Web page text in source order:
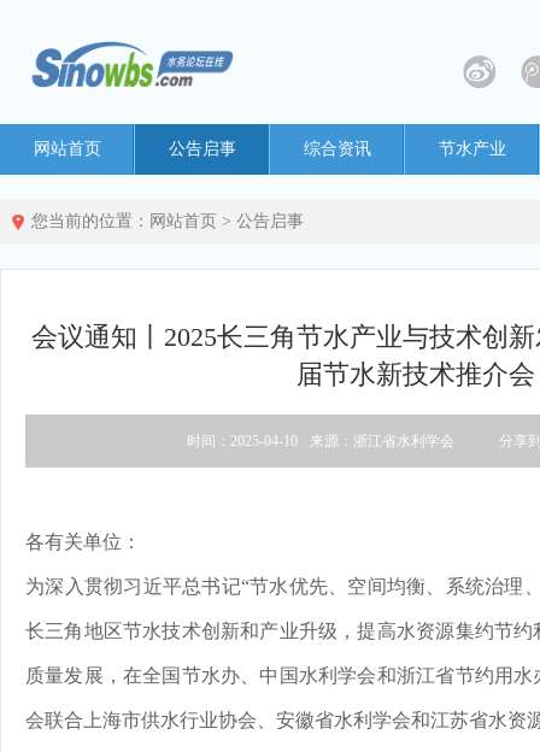
网站首页 公告启事 综合资讯 节水产业
您当前的位置： 网站首页 > 公告启事
会议通知丨2025长三角节水产业与技术创
届节水新技术推介会
时间：2025-04-10 来源：浙江省水利学会 分享
各有关单位：
为深入贯彻习近平总书记“节水优先、空间均衡、系统治理
长三角地区节水技术创新和产业升级，提高水资源集约节
质量发展，在全国节水办、中国水利学会和浙江省节约用
会联合上海市供水行业协会、安徽省水利学会和江苏省水资